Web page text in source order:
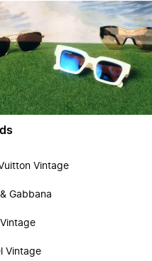
Vintage
Gabbana
Vintage